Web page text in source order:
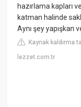
hazırlama kapları
katman halinde
Aynı şey yapışkan
Kaynak kaldırma
lezzet.com.tr